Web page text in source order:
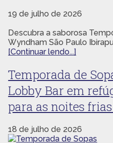
19 de julho de 2026
Descubra a saborosa
Wyndham São Paulo
[Continuar lendo...]
Temporada de
Lobby Bar em
para as noites
18 de julho de 2026